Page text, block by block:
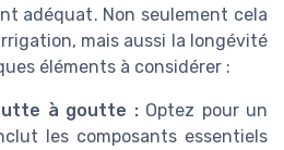
adéquat. Non seulement cela
mais aussi la longévité
éléments à considérer :
à goutte :Optez pour un
les composants essentiels